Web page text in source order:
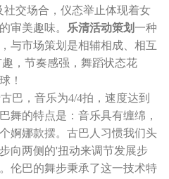
交场合，仪态举止体现着女
审美趣味。 乐清活动策划一种
与市场策划是相辅相成、相互
，节奏感强，舞蹈状态花
！
，音乐为4/4拍，速度达到
舞的特点是：音乐具有缠绵，
婀娜款摆。古巴人习惯我们头
向两侧的'扭动来调节发展步
伦巴的舞步秉承了这一技术特